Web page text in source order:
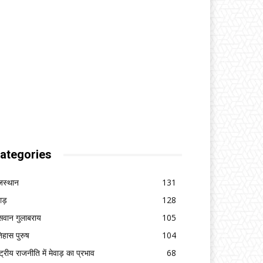
131
128
गुलाबराय
105
पुरुष
104
राजनीति में मेवाड़ का प्रभाव
68